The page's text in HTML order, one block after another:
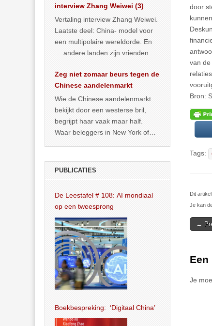
door
van
Bron:
Tags:
Dit
Je kan
Post
←
Een
Je
interview Zhang Weiwei (3)
Vertaling interview Zhang Weiwei.
Laatste deel: China- model voor
een multipolaire wereldorde. En
… andere landen zijn vrienden of
Zeg niet zomaar beurs tegen de
Chinese aandelenmarkt
Wie de Chinese aandelenmarkt
bekijkt door een westerse bril,
begrijpt haar vaak maar half.
Waar beleggers in New York of
PUBLICATIES
De Leestafel # 108: AI mondiaal
op een tweesprong
Boekbespreking: ‘Digitaal China’